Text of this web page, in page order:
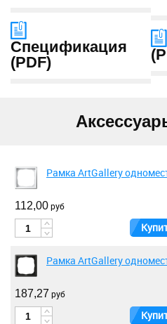
Спецификация
(PDF)
(
Рамка ArtGallery
112,00руб
Рамка ArtGallery
187,27 руб